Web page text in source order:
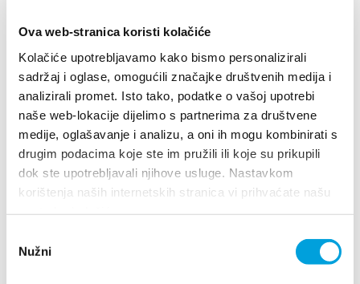
Ova web-stranica koristi kolačiće
Kolačiće upotrebljavamo kako bismo personalizirali
sadržaj i oglase, omogućili značajke društvenih medija i
analizirali promet. Isto tako, podatke o vašoj upotrebi
naše web-lokacije dijelimo s partnerima za društvene
medije, oglašavanje i analizu, a oni ih mogu kombinirati s
drugim podacima koje ste im pružili ili koje su prikupili
dok ste upotrebljavali njihove usluge. Nastavkom
korištenja naših internetskih stranica vi prihvaćate našu
pristanka
Nužni
Info
Multimédia
Safe in Dalmatia
cs
Villa Nika, Kamberovo šetalište 30
21216 Kaštel Stari, Hrvatska
Wskazówki
+385 21 227 933